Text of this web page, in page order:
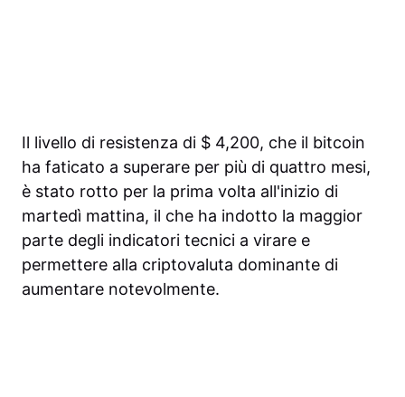
Il livello di resistenza di $ 4,200, che il bitcoin
ha faticato a superare per più di quattro mesi,
è stato rotto per la prima volta all'inizio di
martedì mattina, il che ha indotto la maggior
parte degli indicatori tecnici a virare e
permettere alla criptovaluta dominante di
aumentare notevolmente.